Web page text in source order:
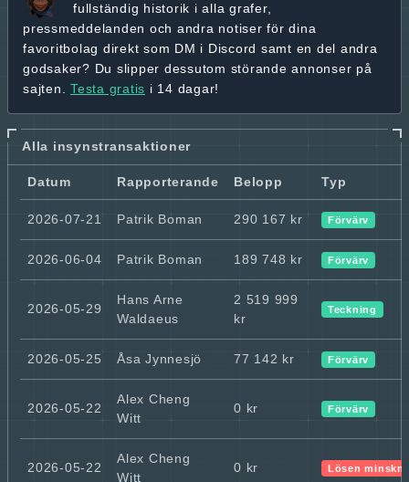
fullständig historik i alla grafer,
pressmeddelanden och andra notiser för dina
favoritbolag direkt som DM i Discord samt en del andra
godsaker? Du slipper dessutom störande annonser på
sajten. Testa gratis i 14 dagar!
Alla insynstransaktioner
Datum Rapporterande Belopp Typ
2026-07-21 Patrik Boman 290 167 kr Förvärv
2026-06-04 Patrik Boman 189 748 kr Förvärv
2026-05-29
Hans Arne
Waldaeus
2 519 999
kr
Teckning
2026-05-25 Åsa Jynnesjö 77 142 kr Förvärv
2026-05-22
Alex Cheng
Witt
0 kr Förvärv
2026-05-22
Alex Cheng
Witt
0 kr Lösen